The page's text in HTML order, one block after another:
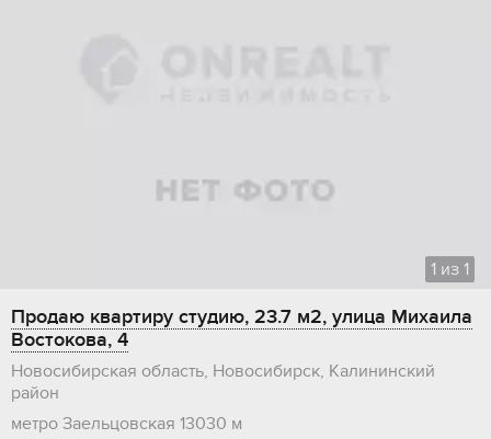
1 из 1
Продаю квартиру студию, 23.7 м2, улица Михаила
Востокова, 4
Новосибирская область, Новосибирск, Калининский
район
метро Заельцовская 13030 м